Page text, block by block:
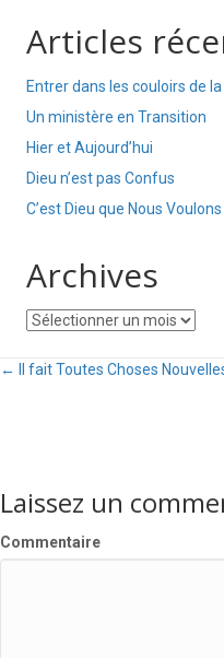
Articles
Entrer dans les couloirs de
Un ministère en Transition
Hier et Aujourd’hui
Dieu n’est pas Confus
C’est Dieu que Nous Voulons
Archives
Archives
Posts
← Il fait Toutes Choses
Laissez un
Commentaire